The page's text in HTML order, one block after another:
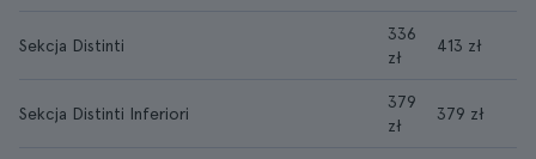
Sekcja Distinti
336
zł
413 zł
Sekcja Distinti Inferiori
379
zł
379 zł